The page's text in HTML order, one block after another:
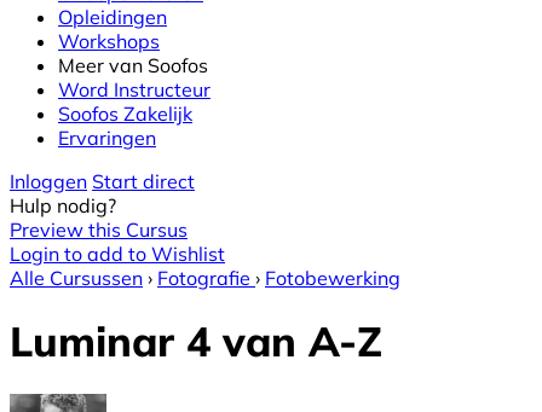
Opleidingen
Workshops
Meer van Soofos
Word Instructeur
Soofos Zakelijk
Ervaringen
Inloggen Start direct
Hulp nodig?
Preview this Cursus
Login to add to Wishlist
Alle Cursussen › Fotografie › Fotobewerking
Luminar 4 van A-Z